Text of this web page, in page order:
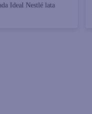
Ideal Nestlé lata